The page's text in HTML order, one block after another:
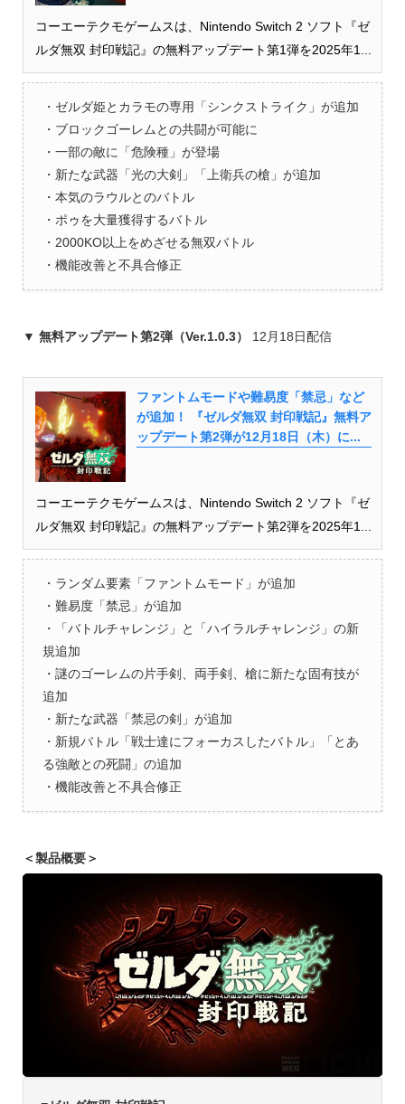
コーエーテクモゲームスは、Nintendo Switch 2 ソフト『ゼ
ルダ無双 封印戦記』の無料アップデート第1弾を2025年1...
・ゼルダ姫とカラモの専用「シンクストライク」が追加
・ブロックゴーレムとの共闘が可能に
・一部の敵に「危険種」が登場
・新たな武器「光の大剣」「上衛兵の槍」が追加
・本気のラウルとのバトル
・ポゥを大量獲得するバトル
・2000KO以上をめざせる無双バトル
・機能改善と不具合修正
▼ 無料アップデート第2弾（Ver.1.0.3） 12月18日配信
ファントムモードや難易度「禁忌」など
が追加！ 『ゼルダ無双 封印戦記』無料ア
ップデート第2弾が12月18日（木）に...
コーエーテクモゲームスは、Nintendo Switch 2 ソフト『ゼ
ルダ無双 封印戦記』の無料アップデート第2弾を2025年1...
・ランダム要素「ファントムモード」が追加
・難易度「禁忌」が追加
・「バトルチャレンジ」と「ハイラルチャレンジ」の新
規追加
・謎のゴーレムの片手剣、両手剣、槍に新たな固有技が
追加
・新たな武器「禁忌の剣」が追加
・新規バトル「戦士達にフォーカスしたバトル」「とあ
る強敵との死闘」の追加
・機能改善と不具合修正
＜製品概要＞